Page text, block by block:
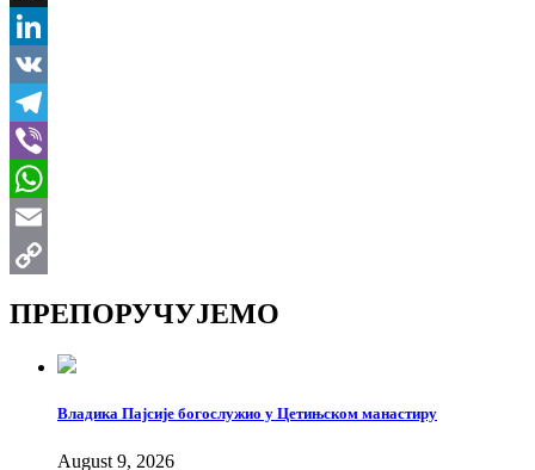
X
LinkedIn
VK
Telegram
Viber
WhatsApp
Email
ПРЕПОРУЧУЈЕМО
Владика Пајсије богослужио у Цетињском манастиру
August 9, 2026